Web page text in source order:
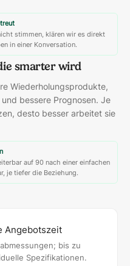
stimmen, klären wir es direkt
in einer Konversation.
smarter wird
Wiederholungsprodukte,
bessere Prognosen. Je
desto besser arbeitet sie
auf 90 nach einer einfachen
je tiefer die Beziehung.
Angebotszeit
bis zu
Spezifikationen.